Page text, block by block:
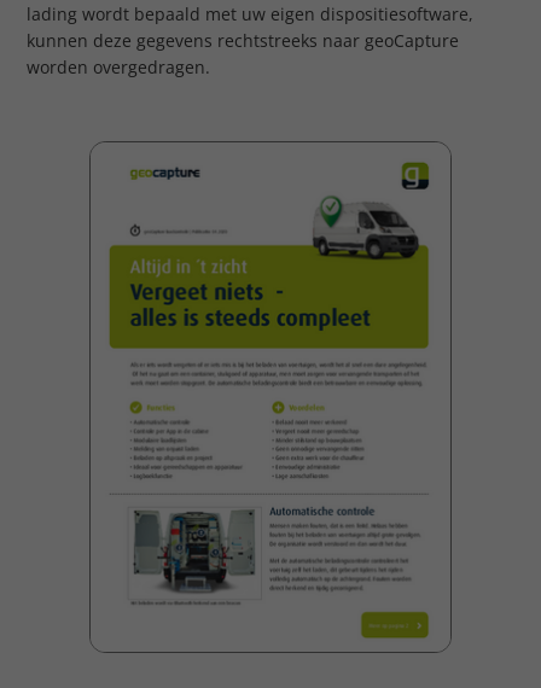
lading wordt bepaald met uw eigen dispositiesoftware,
kunnen deze gegevens rechtstreeks naar geoCapture
worden overgedragen.